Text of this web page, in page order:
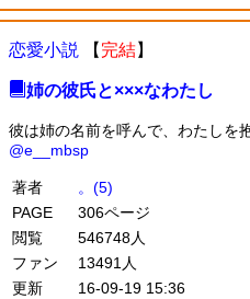
恋愛小説 【 完結】
姉の彼氏と×××なわたし
彼は姉の名前を呼んで、わたしを
@e__mbsp
著者
。(5)
PAGE
306ページ
閲覧
546748人
ファン
13491人
更新
16-09-19 15:36